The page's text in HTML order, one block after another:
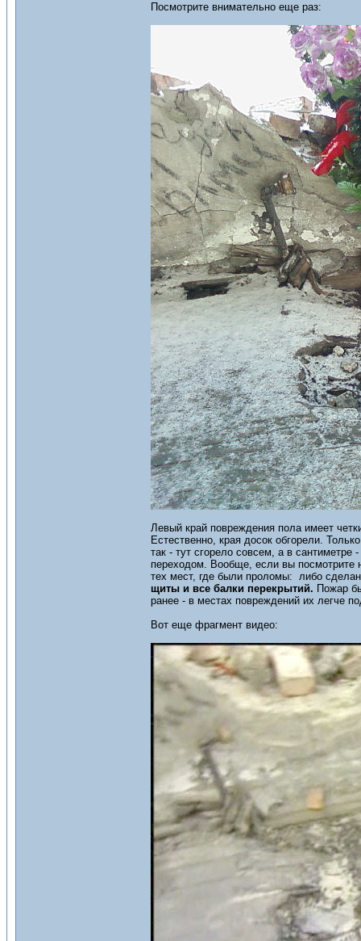
Посмотрите внимательно еще раз:
Левый край повреждения пола имеет
Естественно, края досок обгорели.
так - тут сгорело совсем, а в
переходом. Вообще, если вы посмотрите
тех мест, где были проломы: либо
щиты и все балки перекрытий. Пожар
ранее - в местах повреждений их легче
Вот еще фрагмент видео: